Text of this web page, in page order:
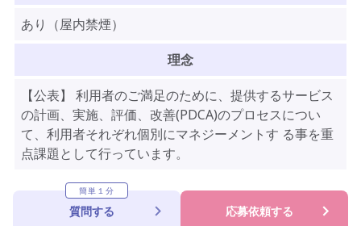
あり（屋内禁煙）
理念
【公表】 利用者のご満足のために、提供するサービス
の計画、実施、評価、改善(PDCA)のプロセスについ
て、利用者それぞれ個別にマネジーメントす る事を重
点課題として行っています。
簡単１分
質問する 応募依頼する